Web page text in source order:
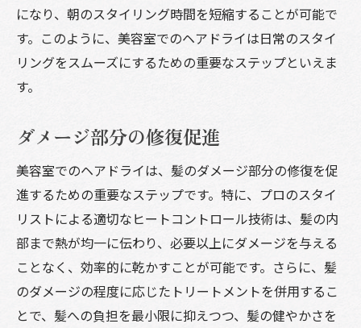
になり、朝のスタイリング時間を短縮することが可能で
す。このように、美容室でのヘアドライは日常のスタイ
リングをスムーズにするための重要なステップといえま
す。
ダメージ部分の修復促進
美容室でのヘアドライは、髪のダメージ部分の修復を促
進するための重要なステップです。特に、プロのスタイ
リストによる適切なヒートコントロール技術は、髪の内
部まで熱が均一に伝わり、必要以上にダメージを与える
ことなく、効率的に乾かすことが可能です。さらに、髪
のダメージの程度に応じたトリートメントを併用するこ
とで、髪への負担を最小限に抑えつつ、髪の健やかさを